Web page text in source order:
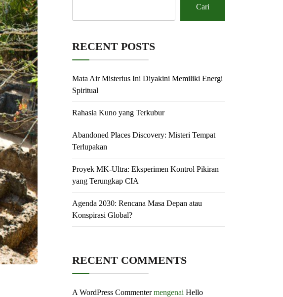
Cari
RECENT POSTS
Mata Air Misterius Ini Diyakini Memiliki Energi
Spiritual
Rahasia Kuno yang Terkubur
Abandoned Places Discovery: Misteri Tempat
Terlupakan
Proyek MK-Ultra: Eksperimen Kontrol Pikiran
yang Terungkap CIA
Agenda 2030: Rencana Masa Depan atau
Konspirasi Global?
RECENT COMMENTS
A WordPress Commentermengenai Hello